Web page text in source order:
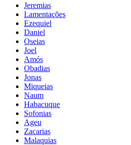
Jeremias
Lamentações
Ezequiel
Daniel
Oseias
Joel
Amós
Obadias
Jonas
Miqueias
Naum
Habacuque
Sofonias
Ageu
Zacarias
Malaquias